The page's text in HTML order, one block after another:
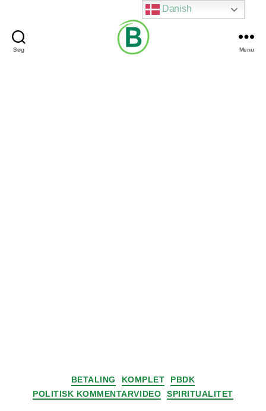
Søg Menu
Kategorier
BETALING KOMPLET
PBDK
POLITISK KOMMENTARVIDEO
SPIRITUALITET
Danish